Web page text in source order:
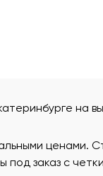
на
ценами.
под заказ с